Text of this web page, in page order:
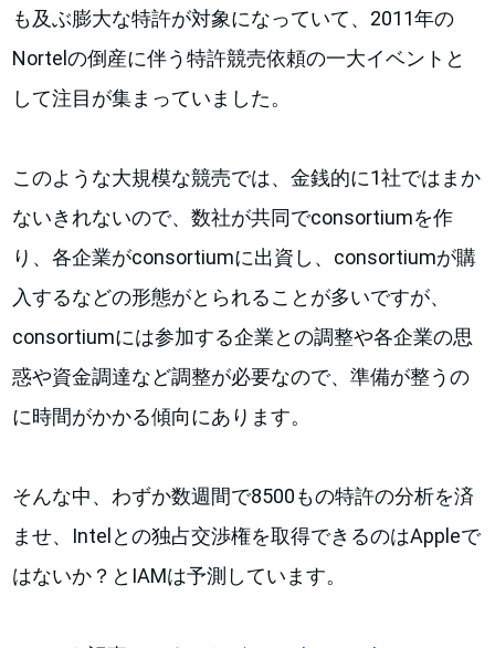
も及ぶ膨大な特許が対象になっていて、2011年の
Nortelの倒産に伴う特許競売依頼の一大イベントと
して注目が集まっていました。
このような大規模な競売では、金銭的に1社ではまか
ないきれないので、数社が共同でconsortiumを作
り、各企業がconsortiumに出資し、consortiumが購
入するなどの形態がとられることが多いですが、
consortiumには参加する企業との調整や各企業の思
惑や資金調達など調整が必要なので、準備が整うの
に時間がかかる傾向にあります。
そんな中、わずか数週間で8500もの特許の分析を済
ませ、Intelとの独占交渉権を取得できるのはAppleで
はないか？とIAMは予測しています。